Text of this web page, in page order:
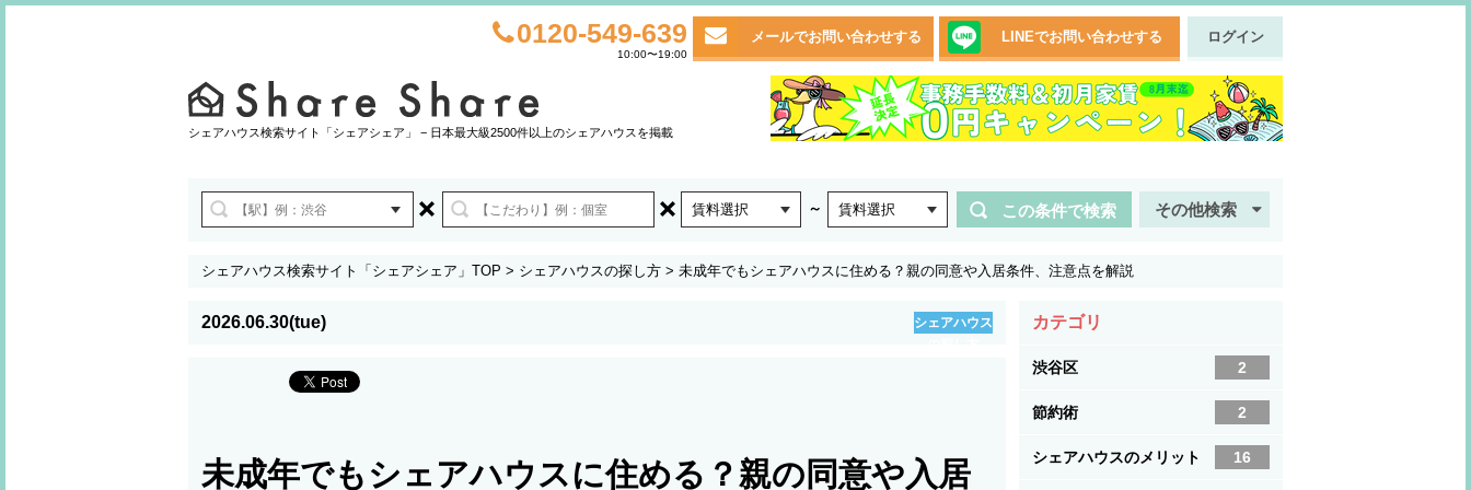
0120-549-639
10:00〜19:00
メールでお問い合わせする LINEでお問い合わせする ログイン
シェアハウス検索サイト「シェアシェア」 − 日本最大級2500件以上のシェアハウスを掲載
賃料選択 ～ 賃料選択 この条件で検索 その他検索
シェアハウス検索サイト「シェアシェア」TOP > シェアハウスの探し方 > 未成年でもシェアハウスに住める？親の同意や入居条件、注意点を解説
2026.06.30(tue)
シェアハウス
未成年でもシェアハウスに住める？親の同意や入居
カテゴリ
2
渋谷区
2
節約術
16
シェアハウスのメリット